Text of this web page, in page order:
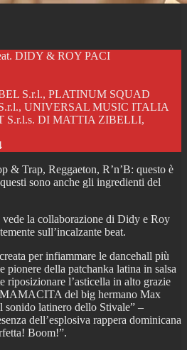
DIDY & ROY PACI
S.r.l., PLATINUM SQUAD
UNIVERSAL MUSIC ITALIA
S.r.l.s. DI MATTIA ZIBELLI,
& Trap, Reggaeton, R’n’B: questo è
sono anche gli ingredienti del
la collaborazione di Didy e Roy
sull’incalzante beat.
per infiammare le dancehall più
pionere della patchanka latina in salsa
riposizionare l’asticella in alto grazie
del big hermano Max
latinero dello Stivale” –
dell’esplosiva rappera dominicana
Boom!”.